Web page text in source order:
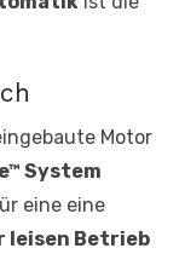
Motor
System
eine eine
leisen Betrieb